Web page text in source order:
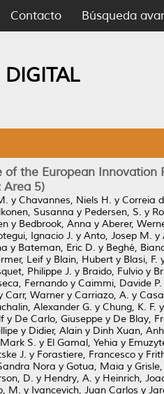
Contacto Búsqueda
the European Innovation
Area 5)
y Chavannes, Niels H. y Correia
Susanna y Pedersen, S. y
y Bedbrook, Anna y Aberer,
Ignacio J. y Anto, Josep M. y
y Bateman, Eric D. y Beghé,
Leif y Blain, Hubert y Blasi, F.
Philippe J. y Braido, Fulvio y
Fernando y Caimmi, Davide P.
Carr, Warner y Carriazo, A. y
Alexander G. y Chung, K. F. y
y De Carlo, Giuseppe y De Blay,
y Didier, Alain y Dinh Xuan,
S. y El Gamal, Yehia y
J. y Forastiere, Francesco y
Nora y Gotua, Maia y
D. y Hendry, A. y Heinrich,
M. y Ivancevich, Juan Carlos y